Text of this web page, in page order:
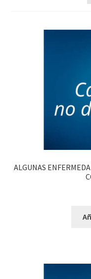
POLÍTICA DE MANEJO
ALGUNAS